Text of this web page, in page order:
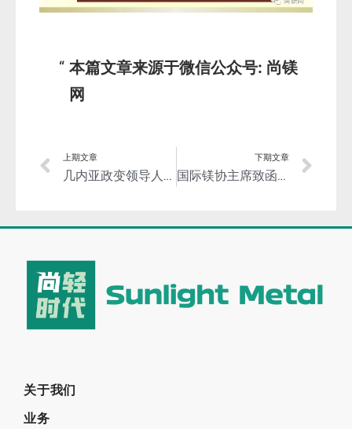
本篇文章来源于微信公众号: 尚镁
网
上期文章
几内亚政变领导人敦促矿业公司支持国家经济发展，发展铝土矿加工产业！
下期文章
国际镁协主席致函镁下游用户：继续从长远角度综合考虑镁材料带来的收益！
关于我们
业务